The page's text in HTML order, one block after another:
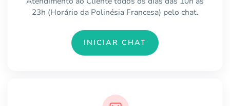
23h (Horário da Polinésia Francesa) pelo chat.
INICIAR CHAT